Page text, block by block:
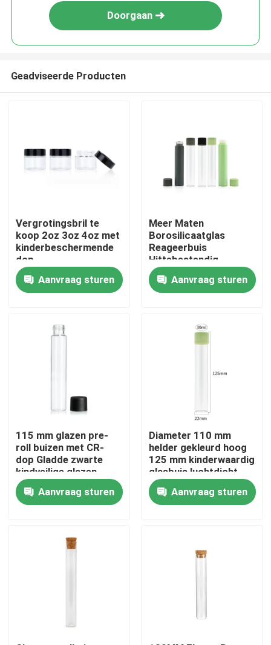
Huis
Producten
Ongeveer ons
Fabrieksreis
Kwaliteitscontrole
Doorgaan
Geadviseerde Producten
Vergrotingsbril te
koop 2oz 3oz 4oz met
kinderbeschermende
dop
Aanvraag sturen
Meer Maten
Borosilicaatglas
Reageerbuis
Hittebestendig
Kindveilig
Buizenpakket
Aanvraag sturen
115 mm glazen pre-
roll buizen met CR-
dop Gladde zwarte
kindveilige glazen
buisverpakking
Aanvraag sturen
Diameter 110 mm
helder gekleurd hoog
125 mm kinderwaardig
glasbuis luchtdicht
geurbuis glas
Aanvraag sturen